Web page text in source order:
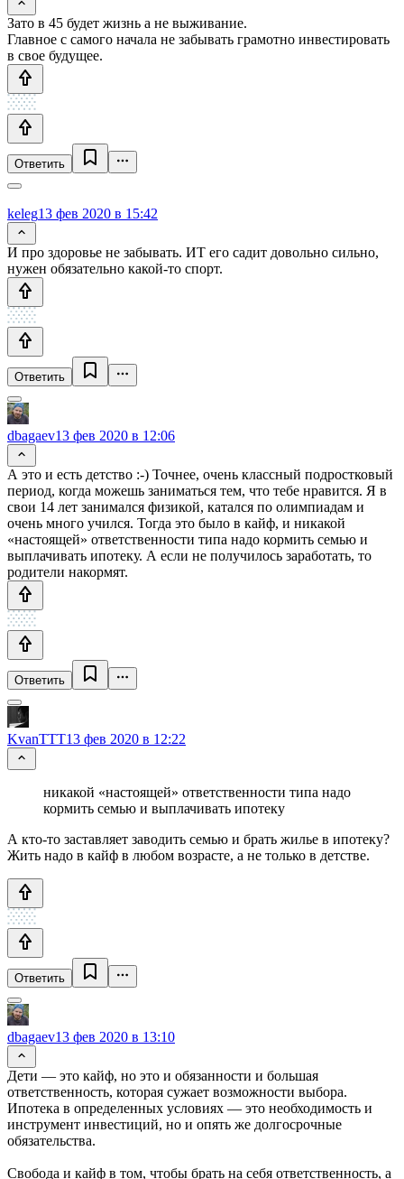
Зато в 45 будет жизнь а не выживание.
Главное с самого начала не забывать грамотно инвестировать
в свое будущее.
Ответить
keleg13 фев 2020 в 15:42
И про здоровье не забывать. ИТ его садит довольно сильно,
нужен обязательно какой-то спорт.
Ответить
dbagaev13 фев 2020 в 12:06
А это и есть детство :-) Точнее, очень классный подростковый
период, когда можешь заниматься тем, что тебе нравится. Я в
свои 14 лет занимался физикой, катался по олимпиадам и
очень много учился. Тогда это было в кайф, и никакой
«настоящей» ответственности типа надо кормить семью и
выплачивать ипотеку. А если не получилось заработать, то
родители накормят.
Ответить
KvanTTT13 фев 2020 в 12:22
никакой «настоящей» ответственности типа надо
кормить семью и выплачивать ипотеку
А кто-то заставляет заводить семью и брать жилье в ипотеку?
Жить надо в кайф в любом возрасте, а не только в детстве.
Ответить
dbagaev13 фев 2020 в 13:10
Дети — это кайф, но это и обязанности и большая
ответственность, которая сужает возможности выбора.
Ипотека в определенных условиях — это необходимость и
инструмент инвестиций, но и опять же долгосрочные
обязательства.
Свобода и кайф в том, чтобы брать на себя ответственность, а